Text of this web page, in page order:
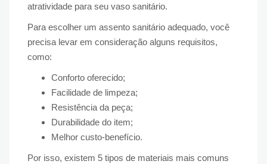
atratividade para seu vaso sanitário.
Para escolher um assento sanitário adequado, você
precisa levar em consideração alguns requisitos,
como:
Conforto oferecido;
Facilidade de limpeza;
Resistência da peça;
Durabilidade do item;
Melhor custo-benefício.
Por isso, existem 5 tipos de materiais mais comuns